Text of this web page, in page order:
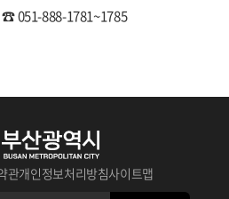
☎ 051-888-1781~1785
관개인정보처리방침사이트맵